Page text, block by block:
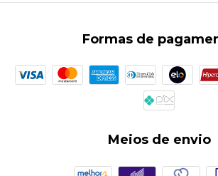
Formas de
Meios de envio